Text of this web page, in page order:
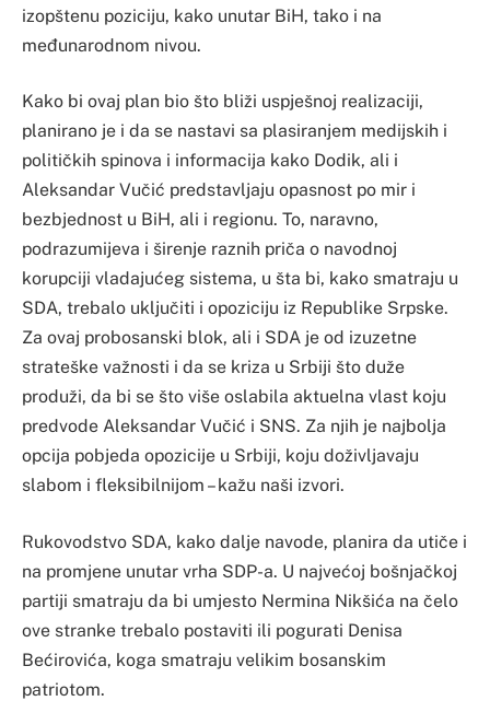
izopštenu poziciju, kako unutar BiH, tako i na
međunarodnom nivou.
Kako bi ovaj plan bio što bliži uspješnoj realizaciji,
planirano je i da se nastavi sa plasiranjem medijskih i
političkih spinova i informacija kako Dodik, ali i
Aleksandar Vučić predstavljaju opasnost po mir i
bezbjednost u BiH, ali i regionu. To, naravno,
podrazumijeva i širenje raznih priča o navodnoj
korupciji vladajućeg sistema, u šta bi, kako smatraju u
SDA, trebalo uključiti i opoziciju iz Republike Srpske.
Za ovaj probosanski blok, ali i SDA je od izuzetne
strateške važnosti i da se kriza u Srbiji što duže
produži, da bi se što više oslabila aktuelna vlast koju
predvode Aleksandar Vučić i SNS. Za njih je najbolja
opcija pobjeda opozicije u Srbiji, koju doživljavaju
slabom i fleksibilnijom – kažu naši izvori.
Rukovodstvo SDA, kako dalje navode, planira da utiče i
na promjene unutar vrha SDP-a. U najvećoj bošnjačkoj
partiji smatraju da bi umjesto Nermina Nikšića na čelo
ove stranke trebalo postaviti ili pogurati Denisa
Bećirovića, koga smatraju velikim bosanskim
patriotom.